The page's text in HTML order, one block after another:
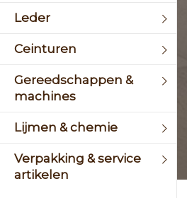
Leder
Ceinturen
Gereedschappen &
machines
Lijmen & chemie
Verpakking & service
artikelen